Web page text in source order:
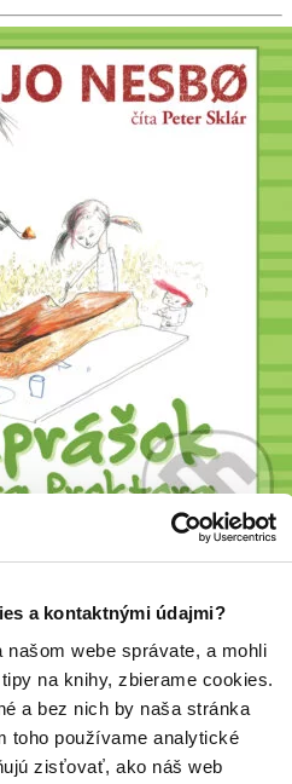
a kontaktnými údajmi?
webe správate, a mohli
na knihy, zbierame cookies.
a bez nich by naša stránka
toho používame analytické
zisťovať, ako náš web
niečo, vďaka čomu sa stane
čias: supersilný prdiprášok
Bule a jeho kamarátka Lisa